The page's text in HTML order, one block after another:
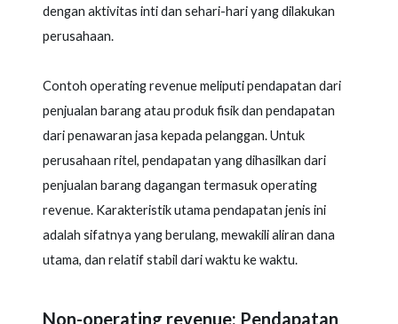
dengan aktivitas inti dan sehari-hari yang dilakukan
perusahaan.
Contoh operating revenue meliputi pendapatan dari
penjualan barang atau produk fisik dan pendapatan
dari penawaran jasa kepada pelanggan. Untuk
perusahaan ritel, pendapatan yang dihasilkan dari
penjualan barang dagangan termasuk operating
revenue. Karakteristik utama pendapatan jenis ini
adalah sifatnya yang berulang, mewakili aliran dana
utama, dan relatif stabil dari waktu ke waktu.
Non-operating revenue: Pendapatan